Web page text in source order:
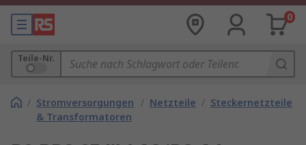
0
Teile-Nr.
/ Stromversorgungen
& Transformatoren
/ Netzteile / Steckernetzteile